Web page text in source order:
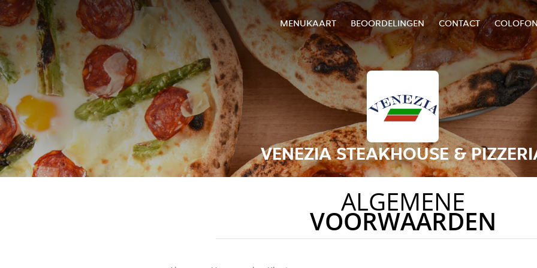
MENUKAART BEOORDELINGEN CONTACT
VENEZIA STEAKHOUSE &
ALGEMENE
VOORWAARDEN